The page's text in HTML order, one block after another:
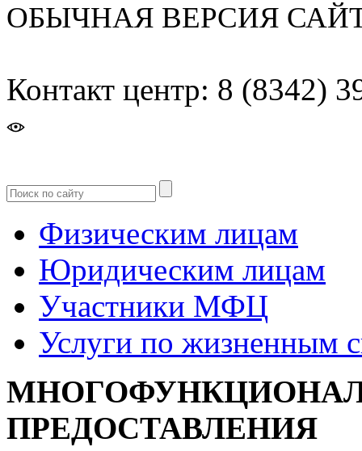
ОБЫЧНАЯ ВЕРСИЯ
Контакт центр: 8 (8342)
Физическим лицам
Юридическим лицам
Участники МФЦ
Услуги по жизненным
ПРЕДОСТАВЛЕНИЯ